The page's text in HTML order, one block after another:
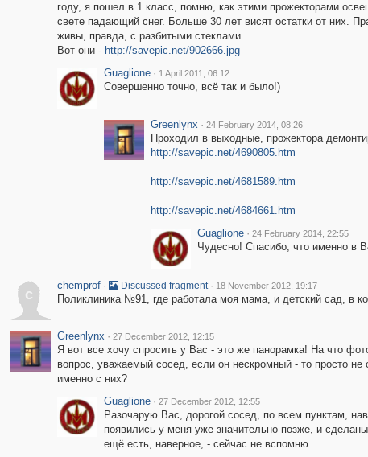
году, я пошел в 1 класс, помню, как этими прожекторами
свете падающий снег. Больше 30 лет висят остатки от них.
живы, правда, с разбитыми стеклами.
Вот они - http://savepic.net/902666.jpg
Guaglione · 1 April 2011, 06:12
Совершенно точно, всё так и было!)
Greenlynx · 24 February 2014, 08:26
Проходил в выходные, прожектора
http://savepic.net/4690805.htm
http://savepic.net/4681589.htm
http://savepic.net/4684661.htm
Guaglione · 24 February 2014, 22:55
Чудесно! Спасибо, что именно в
c
chemprof · Discussed fragment · 18 November 2012, 19:17
Поликлиника №91, где работала моя мама, и детский сад, в
Greenlynx · 27 December 2012, 12:15
Я вот все хочу спросить у Вас - это же панорамка! На что
вопрос, уважаемый сосед, если он нескромный - то просто
именно с них?
Guaglione · 27 December 2012, 12:55
Разочарую Вас, дорогой сосед, по всем пунктам,
появились у меня уже значительно позже, и
ещё есть, наверное, - сейчас не вспомню.